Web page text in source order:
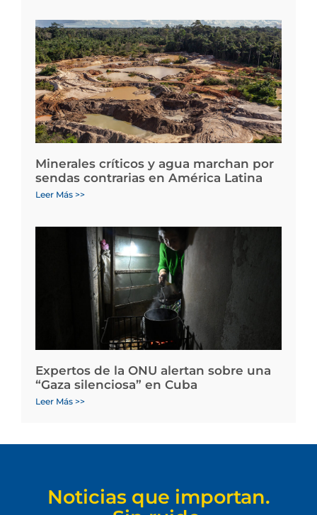
Minerales críticos y agua marchan por
sendas contrarias en América Latina
Leer Más >>
Expertos de la ONU alertan sobre una
“Gaza silenciosa” en Cuba
Leer Más >>
Noticias que importan.